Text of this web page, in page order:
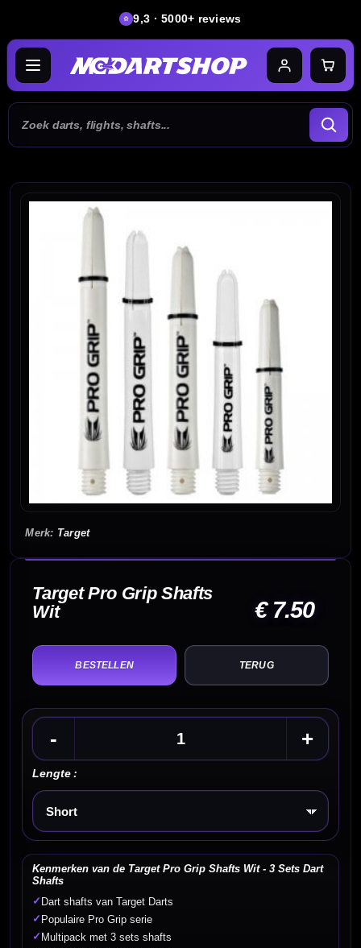
9,3 · 5000+ reviews
Target
Target Pro Grip Shafts
Wit
€ 7.50
TERUG
- +
Lengte :
Kies een optie
Kenmerken van de Target Pro Grip Shafts Wit - 3 Sets Dart
Shafts
✓ Dart shafts van Target Darts
✓ Populaire Pro Grip serie
✓ Multipack met 3 sets shafts